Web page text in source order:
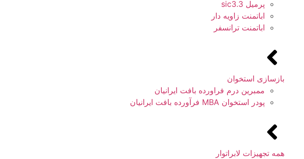
پرمیل sic3.3
اباتمنت زاویه دار
اباتمنت ترانسفر
بازسازی استخوان
ممبرین درم فراورده بافت ایرانیان
پودر استخوان MBA فرآورده بافت ایرانیان
همه تجهیزات لابراتوار